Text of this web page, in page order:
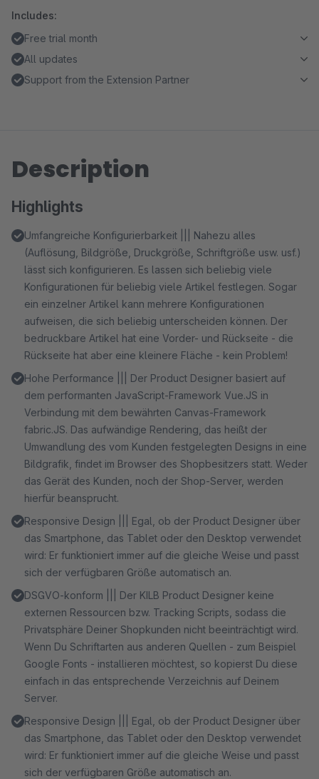
Includes:
Free trial month
All updates
Support from the Extension Partner
Description
Highlights
Umfangreiche Konfigurierbarkeit ||| Nahezu alles
(Auflösung, Bildgröße, Druckgröße, Schriftgröße usw. usf.)
lässt sich konfigurieren. Es lassen sich beliebig viele
Konfigurationen für beliebig viele Artikel festlegen. Sogar
ein einzelner Artikel kann mehrere Konfigurationen
aufweisen, die sich beliebig unterscheiden können. Der
bedruckbare Artikel hat eine Vorder- und Rückseite - die
Rückseite hat aber eine kleinere Fläche - kein Problem!
Hohe Performance ||| Der Product Designer basiert auf
dem performanten JavaScript-Framework Vue.JS in
Verbindung mit dem bewährten Canvas-Framework
fabric.JS. Das aufwändige Rendering, das heißt der
Umwandlung des vom Kunden festgelegten Designs in eine
Bildgrafik, findet im Browser des Shopbesitzers statt. Weder
das Gerät des Kunden, noch der Shop-Server, werden
hierfür beansprucht.
Responsive Design ||| Egal, ob der Product Designer über
das Smartphone, das Tablet oder den Desktop verwendet
wird: Er funktioniert immer auf die gleiche Weise und passt
sich der verfügbaren Größe automatisch an.
DSGVO-konform ||| Der KILB Product Designer keine
externen Ressourcen bzw. Tracking Scripts, sodass die
Privatsphäre Deiner Shopkunden nicht beeinträchtigt wird.
Wenn Du Schriftarten aus anderen Quellen - zum Beispiel
Google Fonts - installieren möchtest, so kopierst Du diese
einfach in das entsprechende Verzeichnis auf Deinem
Server.
Responsive Design ||| Egal, ob der Product Designer über
das Smartphone, das Tablet oder den Desktop verwendet
wird: Er funktioniert immer auf die gleiche Weise und passt
sich der verfügbaren Größe automatisch an.